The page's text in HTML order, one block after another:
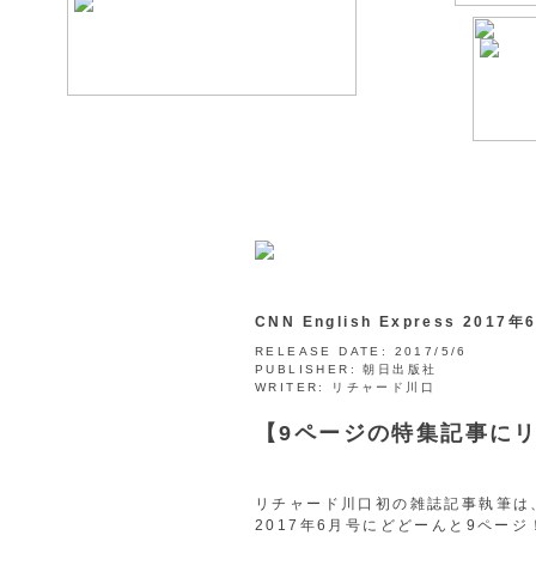
CNN English Express 2017年6
RELEASE DATE:
2017/5/6
PUBLISHER:
朝日出版社
WRITER:
リチャード川口
【9ページの特集記事に
リチャード川口初の雑誌記事執筆
2017年6月号にどどーんと9ページ